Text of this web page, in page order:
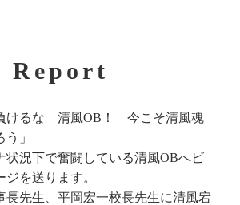
Report
けるな 清風OB！ 今こそ清風魂
」
状況下で奮闘している清風OBへビ
を送ります。
長先生、平岡宏一校長先生に清風宕